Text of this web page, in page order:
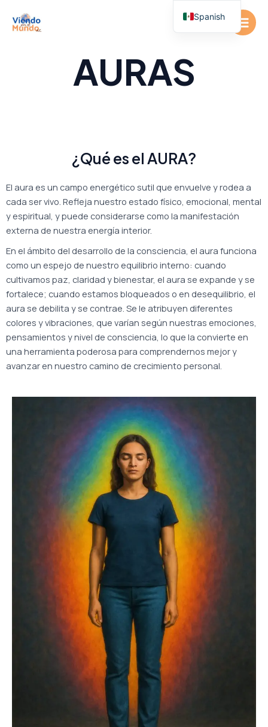
contenido
Main
AURAS
¿Qué es el AURA?
El aura es un campo energético sutil que envuelve y rodea a
cada ser vivo. Refleja nuestro estado físico, emocional, mental
y espiritual, y puede considerarse como la manifestación
externa de nuestra energía interior.
En el ámbito del desarrollo de la consciencia, el aura funciona
como un espejo de nuestro equilibrio interno: cuando
cultivamos paz, claridad y bienestar, el aura se expande y se
fortalece; cuando estamos bloqueados o en desequilibrio, el
aura se debilita y se contrae. Se le atribuyen diferentes
colores y vibraciones, que varían según nuestras emociones,
pensamientos y nivel de consciencia, lo que la convierte en
una herramienta poderosa para comprendernos mejor y
avanzar en nuestro camino de crecimiento personal.
Spanish